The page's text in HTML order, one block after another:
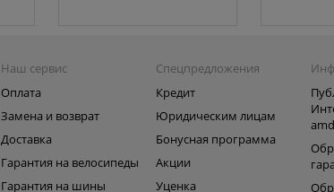
Наш сервис
Оплата
Замена и возврат
Доставка
Гарантия на велосипеды
Гарантия на шины
Спецпредложения
Кредит
Юридическим лицам
Бонусная программа
Акции
Уценка